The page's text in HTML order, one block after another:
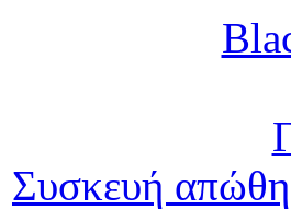
Συσκευή